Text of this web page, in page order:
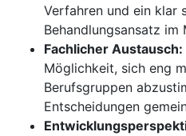
Verfahren und ein klar
Behandlungsansatz
Fachlicher Austausch:
Möglichkeit, sich eng
Berufsgruppen
Entscheidungen